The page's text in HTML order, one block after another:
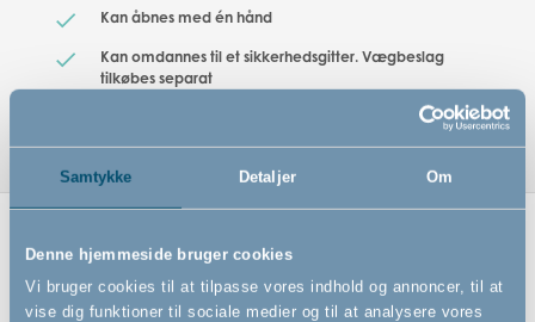
Samtykke Detaljer Om
Denne hjemmeside bruger cookies
Vi bruger cookies til at tilpasse vores indhold og annoncer, til at
vise dig funktioner til sociale medier og til at analysere vores
Kan åbnes med én hånd
Kan omdannes til et sikkerhedsgitter. Vægbeslag
tilkøbes separat
Relaterede produkter